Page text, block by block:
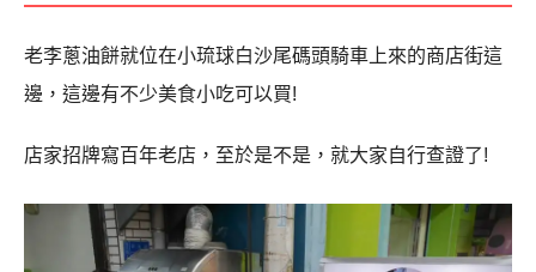
老李蔥油餅就位在小琉球白沙尾碼頭騎車上來的商店街這
邊，這邊有不少美食小吃可以買!
店家招牌寫百年老店，至於是不是，就大家自行查證了!